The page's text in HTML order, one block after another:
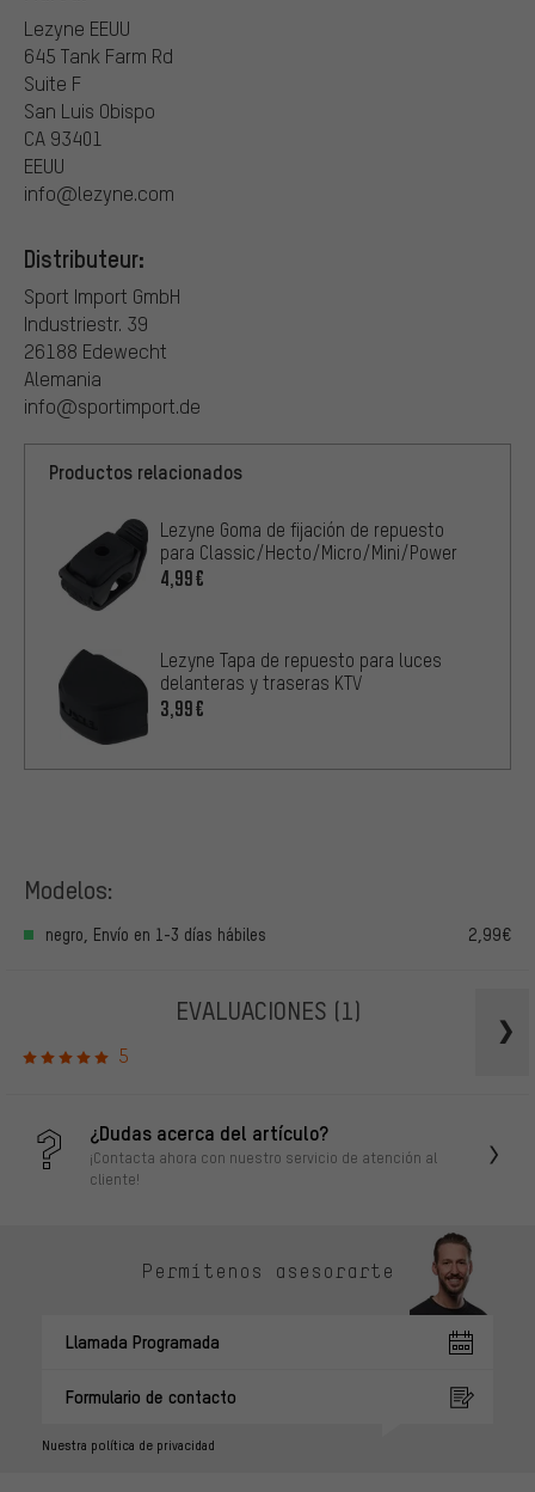
Lezyne EEUU
645 Tank Farm Rd
Suite F
San Luis Obispo
CA 93401
EEUU
info@lezyne.com
Distributeur:
Sport Import GmbH
Industriestr. 39
26188 Edewecht
Alemania
info@sportimport.de
Productos relacionados
Lezyne Goma de fijación de repuesto
para Classic/Hecto/Micro/Mini/Power
4,99€
Lezyne Tapa de repuesto para luces
delanteras y traseras KTV
3,99€
Modelos:
negro, Envío en 1-3 días hábiles 2,99€
EVALUACIONES (1)
5
¿Dudas acerca del artículo?
¡Contacta ahora con nuestro servicio de atención al
cliente!
Permítenos asesorarte
Llamada Programada
Formulario de contacto
Nuestra política de privacidad